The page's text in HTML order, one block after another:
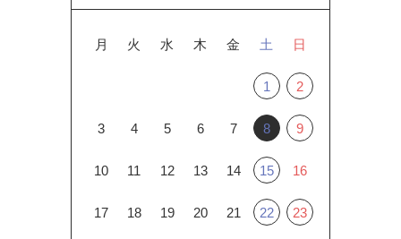
月 火 水 木 金 土 日
1 2
3 4 5 6 7 8 9
10 11 12 13 14 15 16
17 18 19 20 21 22 23